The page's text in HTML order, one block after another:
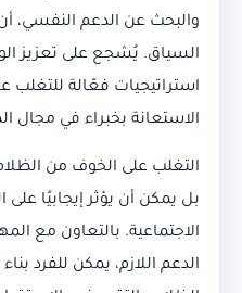
والبحث عن الدعم النفسي،
السياق. يُشجع على تعزيز
استراتيجيات فعّالة للتغلب
الاستعانة بخبراء في مجال
التغلب على الخوف من
بل يمكن أن يؤثر إيجابيًا على
الاجتماعية. بالتعاون مع
الدعم اللازم، يمكن للفرد